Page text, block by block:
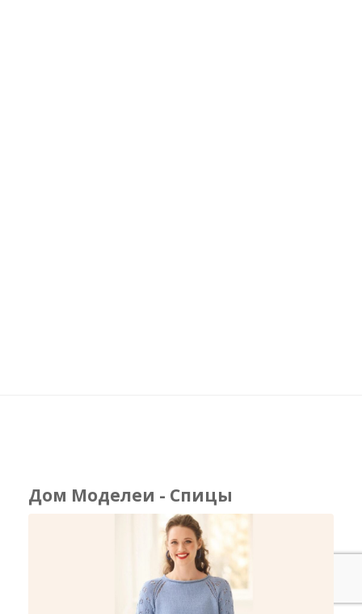
Дом Моделеи - Спицы